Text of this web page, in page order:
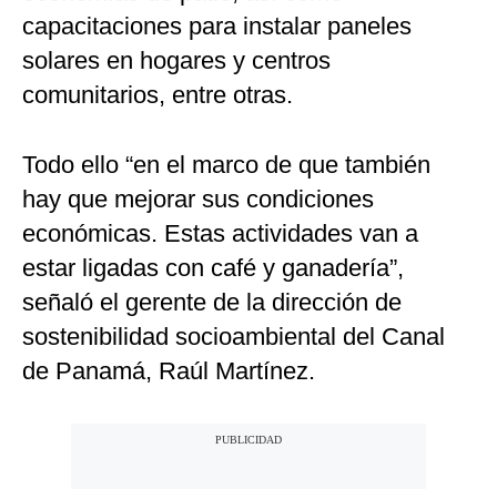
capacitaciones para instalar paneles
solares en hogares y centros
comunitarios, entre otras.
Todo ello “en el marco de que también
hay que mejorar sus condiciones
económicas. Estas actividades van a
estar ligadas con café y ganadería”,
señaló el gerente de la dirección de
sostenibilidad socioambiental del Canal
de Panamá, Raúl Martínez.